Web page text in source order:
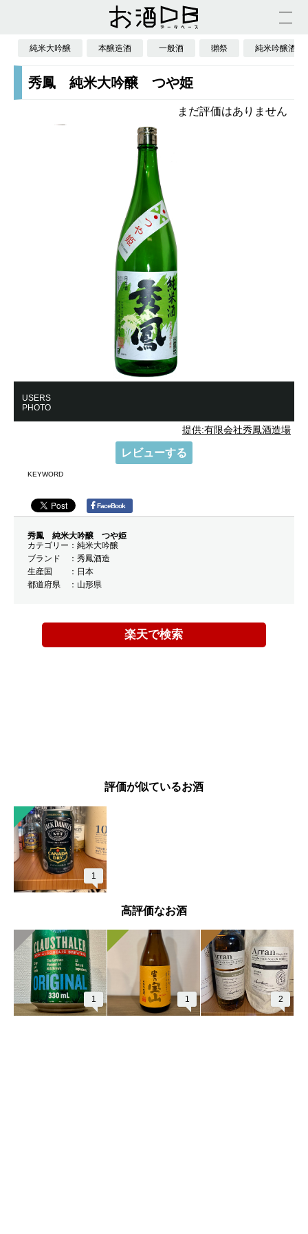
純米大吟醸 本醸造酒 一般酒 獺祭 純米吟醸酒
秀鳳 純米大吟醸 つや姫
まだ評価はありません
USERS
PHOTO
提供:有限会社秀鳳酒造場
レビューする
KEYWORD
FaceBook
秀鳳 純米大吟醸 つや姫
カテゴリー
純米大吟醸
ブランド
秀鳳酒造
生産国
日本
都道府県
山形県
楽天で検索
評価が似ているお酒
1
高評価なお酒
1 1 2